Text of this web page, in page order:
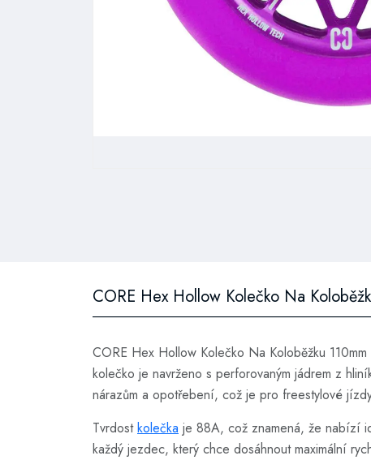
CORE Hex Hollow Kolečko Na
CORE Hex Hollow Kolečko Na Koloběžku
kolečko je navrženo s perforovaným jádrem z
nárazům a opotřebení, což je pro freestylové
Tvrdostkolečka je 88A, což znamená, že nabízí
každý jezdec, který chce dosáhnout maximální